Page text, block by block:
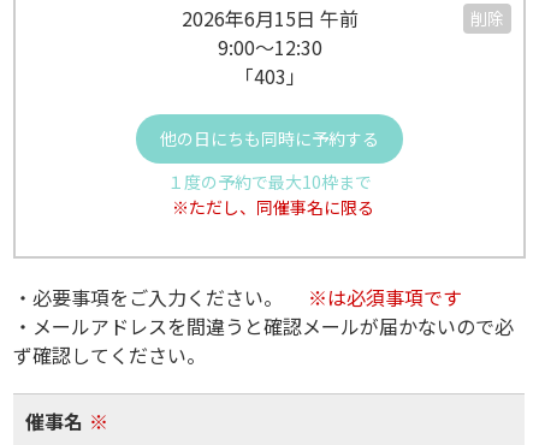
2026年6月15日 午前
9:00～12:30
「403」
削除
他の日にちも同時に予約する
１度の予約で最大10枠まで
※ただし、同催事名に限る
・必要事項をご入力ください。
※は必須事項です
・メールアドレスを間違うと確認メールが届かないので必
ず確認してください。
催事名 ※